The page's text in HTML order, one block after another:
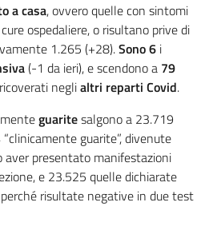
a casa, ovvero quelle con sintomi
ospedaliere, o risultano prive di
1.265 (+28).Sono 6 i
(-1 da ieri), e scendono a 79
neglialtri reparti Covid.
guaritesalgono a 23.719
guarite”, divenute
aver presentato manifestazioni
e 23.525 quelle dichiarate
risultate negative in due test